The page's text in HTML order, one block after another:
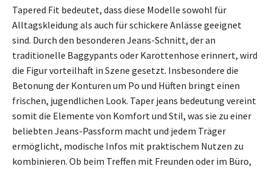
Tapered Fit bedeutet, dass diese Modelle sowohl für
Alltagskleidung als auch für schickere Anlässe geeignet
sind. Durch den besonderen Jeans-Schnitt, der an
traditionelle Baggypants oder Karottenhose erinnert, wird
die Figur vorteilhaft in Szene gesetzt. Insbesondere die
Betonung der Konturen um Po und Hüften bringt einen
frischen, jugendlichen Look. Taper jeans bedeutung vereint
somit die Elemente von Komfort und Stil, was sie zu einer
beliebten Jeans-Passform macht und jedem Träger
ermöglicht, modische Infos mit praktischem Nutzen zu
kombinieren. Ob beim Treffen mit Freunden oder im Büro,